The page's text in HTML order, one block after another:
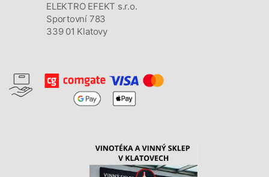
ELEKTRO EFEKT s.r.o.
Sportovní 783
339 01 Klatovy